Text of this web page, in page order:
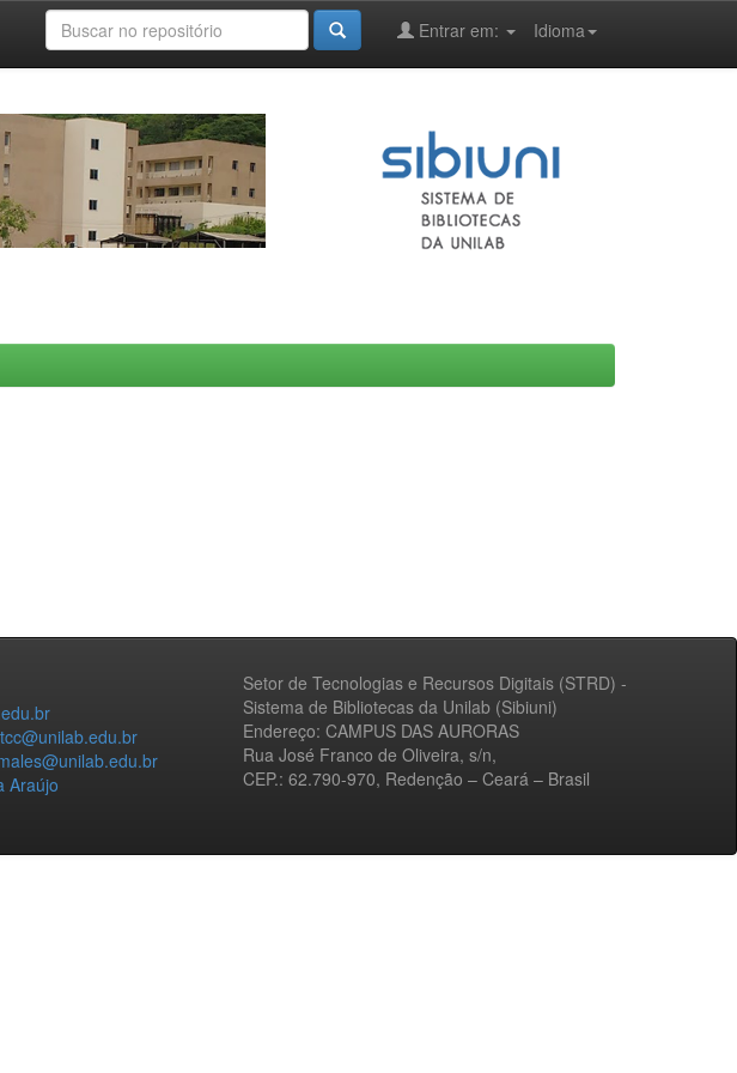
Idioma
Entrar em:
Setor de Tecnologias e Recursos Digitais (STRD) -
Sistema de Bibliotecas da Unilab (Sibiuni)
Endereço: CAMPUS DAS AURORAS
Rua José Franco de Oliveira, s/n,
CEP.: 62.790-970, Redenção – Ceará – Brasil
Araújo